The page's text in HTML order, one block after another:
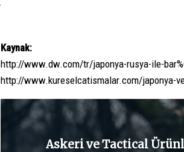
Kaynak:
http://www.dw.com/tr/japonya-rusya-ile-
http://www.kureselcatismalar.com/japonya-
Askeri ve Tactical